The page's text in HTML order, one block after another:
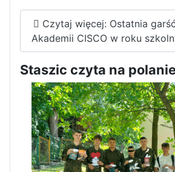
Zakończenie roku
Czytaj więcej: Ostatnia
Akademii CISCO w roku
Staszic czyta na